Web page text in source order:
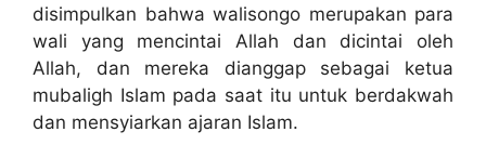
disimpulkan bahwa walisongo merupakan para
wali yang mencintai Allah dan dicintai oleh
Allah, dan mereka dianggap sebagai ketua
mubaligh Islam pada saat itu untuk berdakwah
dan mensyiarkan ajaran Islam.